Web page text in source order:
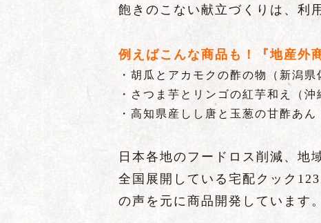
飽きのこない献立づくりは、利
例えばこんな商品も！『地産外
・胡瓜とアカモクの酢の物（新潟県
・さつま芋とリンゴの紅芋和え（
・高知県産しし唐と玉葱の甘酢あ
日本各地のフードロス削減、地
全国展開している宅配クック
の声を元に商品開発しています。